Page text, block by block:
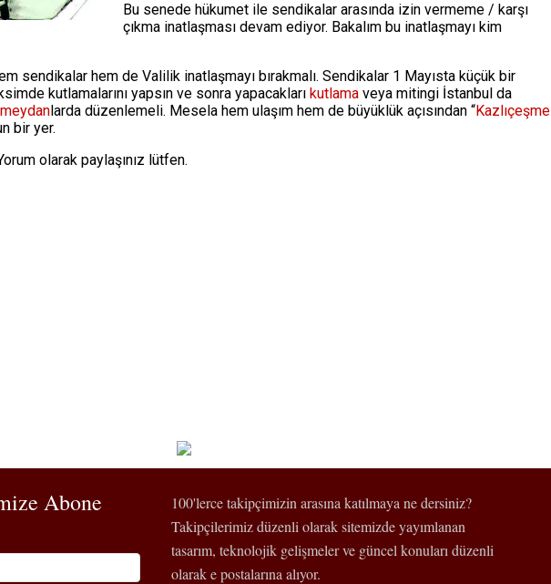
Bu senede hükumet ile sendikalar arasında izin vermeme / karşı
çıkma inatlaşması devam ediyor. Bakalım bu inatlaşmayı kim
sendikalar hem de Valilik inatlaşmayı bırakmalı. Sendikalar 1 Mayısta küçük bir
kutlamalarını yapsın ve sonra yapacakları kutlama veya mitingi İstanbul da
meydanlarda düzenlemeli. Mesela hem ulaşım hem de büyüklük açısından “Kazlıçeşme
bir yer.
olarak paylaşınız lütfen.
Abone
100'lerce takipçimizin arasına katılmaya ne dersiniz?
Takipçilerimiz düzenli olarak sitemizde yayımlanan
tasarım, teknolojik gelişmeler ve güncel konuları düzenli
olarak e postalarına alıyor.